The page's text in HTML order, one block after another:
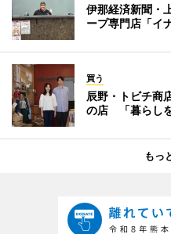
伊那経済新聞・
ープ専門店「イ
買う
辰野・トビチ商
の店 「暮らし
もっ